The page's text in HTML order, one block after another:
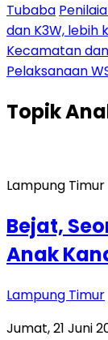
Tubaba
dan K3W, lebih
Kecamatan
Pelaksanaan
Topik
Lampung Timur
Bejat,
Anak
Lampung Timur
Jumat, 21 Juni